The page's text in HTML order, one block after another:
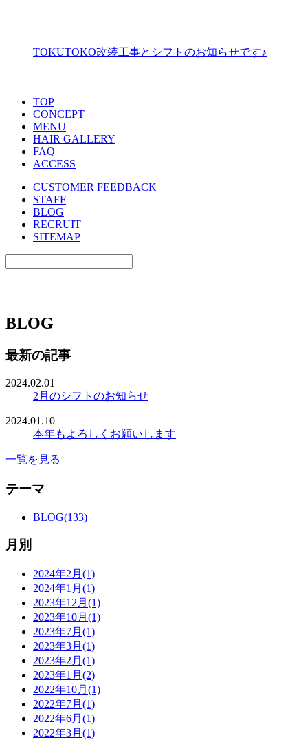
TOKUTOKO改装工事とシフトのお知らせです♪
TOP
CONCEPT
MENU
HAIR GALLERY
FAQ
ACCESS
CUSTOMER FEEDBACK
STAFF
BLOG
RECRUIT
SITEMAP
BLOG
最新の記事
2024.02.01
2月のシフトのお知らせ
2024.01.10
本年もよろしくお願いします
一覧を見る
テーマ
BLOG(133)
月別
2024年2月(1)
2024年1月(1)
2023年12月(1)
2023年10月(1)
2023年7月(1)
2023年3月(1)
2023年2月(1)
2023年1月(2)
2022年10月(1)
2022年7月(1)
2022年6月(1)
2022年3月(1)